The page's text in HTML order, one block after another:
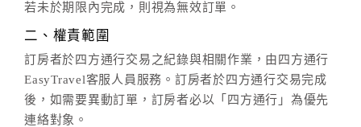
若未於期限內完成，則視為無效訂單。
二、權責範圍
訂房者於四方通行交易之紀錄與相關作業，由四方通行
EasyTravel客服人員服務。訂房者於四方通行交易完成
後，如需要異動訂單，訂房者必以「四方通行」為優先
連絡對象。